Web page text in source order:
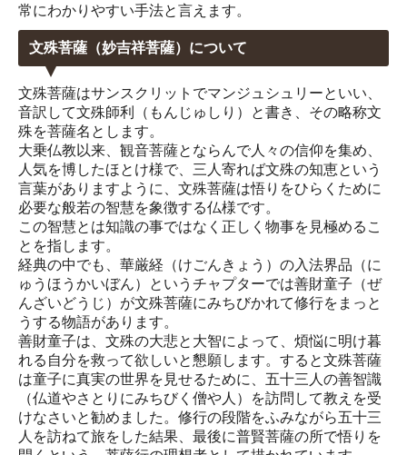
常にわかりやすい手法と言えます。
文殊菩薩（妙吉祥菩薩）について
文殊菩薩はサンスクリットでマンジュシュリーといい、
音訳して文殊師利（もんじゅしり）と書き、その略称文
殊を菩薩名とします。
大乗仏教以来、観音菩薩とならんで人々の信仰を集め、
人気を博したほとけ様で、三人寄れば文殊の知恵という
言葉がありますように、文殊菩薩は悟りをひらくために
必要な般若の智慧を象徴する仏様です。
この智慧とは知識の事ではなく正しく物事を見極めるこ
とを指します。
経典の中でも、華厳経（けごんきょう）の入法界品（に
ゅうほうかいぼん）というチャプターでは善財童子（ぜ
んざいどうじ）が文殊菩薩にみちびかれて修行をまっと
うする物語があります。
善財童子は、文殊の大悲と大智によって、煩悩に明け暮
れる自分を救って欲しいと懇願します。すると文殊菩薩
は童子に真実の世界を見せるために、五十三人の善智識
（仏道やさとりにみちびく僧や人）を訪問して教えを受
けなさいと勧めました。修行の段階をふみながら五十三
人を訪ねて旅をした結果、最後に普賢菩薩の所で悟りを